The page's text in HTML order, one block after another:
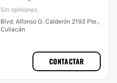
Sin opiniones
Blvd. Alfonso G. Calderón 2193 Pte.,
Culiacán
CONTACTAR